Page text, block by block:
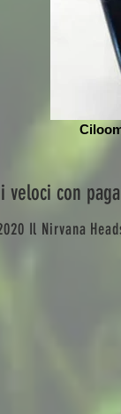
veloci con
Il Nirvana